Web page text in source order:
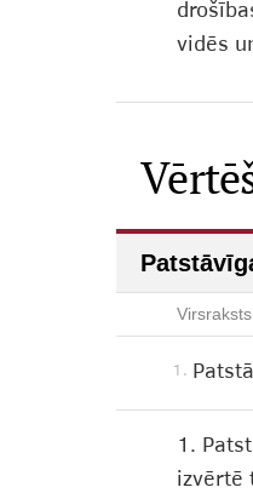
vidēs
Virsraksts
1.
1.
izvērtē